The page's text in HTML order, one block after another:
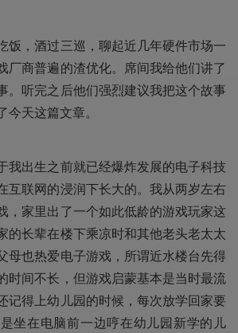
饭，酒过三巡，聊起近几年硬件市场一
厂商普遍的渣优化。席间我给他们讲了
。听完之后他们强烈建议我把这个故事
天这篇文章。
我出生之前就已经爆炸发展的电子科技
互联网的浸润下长大的。我从两岁左右
，家里出了一个如此低龄的游戏玩家这
的长辈在楼下乘凉时和其他老头老太太
母也热爱电子游戏，所谓近水楼台先得
时间不长，但游戏启蒙基本是当时最流
记得上幼儿园的时候，每次放学回家要
坐在电脑前一边哼在幼儿园新学的儿